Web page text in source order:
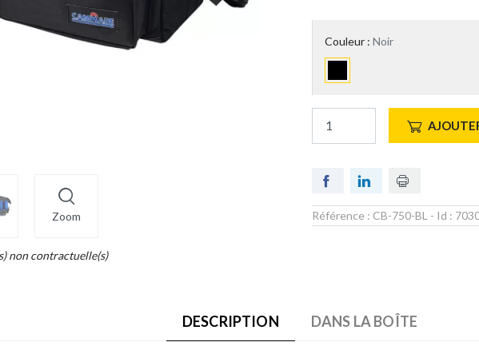
Zoom
non contractuelle(s)
Couleur : Noir
Référence : CB-750-BL - Id :
DESCRIPTION DANS LA BOÎTE